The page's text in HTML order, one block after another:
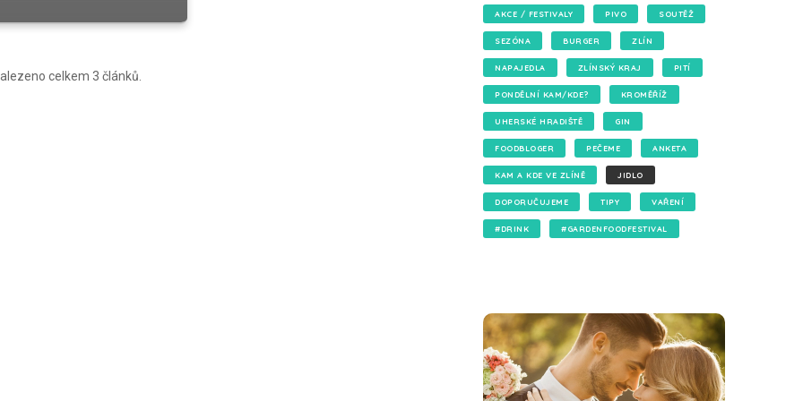
celkem 3 článků.
AKCE / FESTIVALY PIVO SOUTĚŽ
SEZÓNA BURGER ZLÍN
NAPAJEDLA ZLÍNSKÝ KRAJ PITÍ
PONDĚLNÍ KAM/KDE? KROMĚŘÍŽ
UHERSKÉ HRADIŠTĚ GIN
FOODBLOGER PEČEME ANKETA
KAM A KDE VE ZLÍNĚ JIDLO
DOPORUČUJEME TIPY VAŘENÍ
#DRINK #GARDENFOODFESTIVAL